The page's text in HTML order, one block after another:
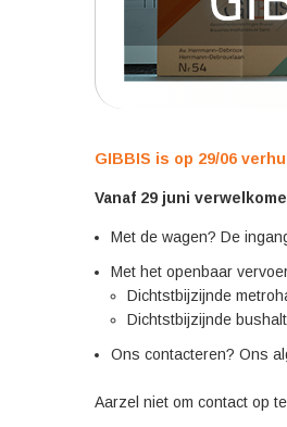
GIBBIS is op 29/06
Vanaf 29 juni
Met de wagen? De
Met het openbaar
Dichtstbijzijnde
Dichtstbijzijnde
Ons contacteren? Ons
Aarzel niet om contact op